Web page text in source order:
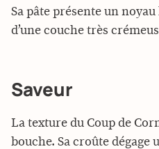
Sa pâte présente un
d’une couche très
Saveur
La texture du Coup de
bouche. Sa croûte